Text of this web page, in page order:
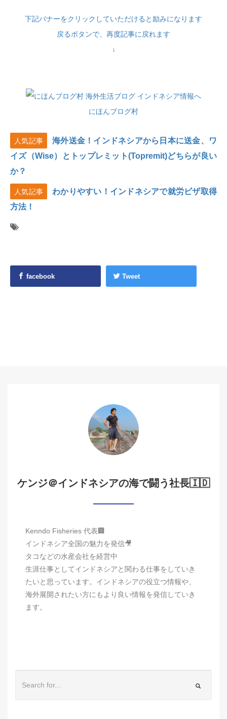
下記バナーをクリックしていただけると励みになります
戻るボタンで、再度記事に戻れます
↓
にほんブログ村
人気記事
海外送金！インドネシアから日本に送金、ワ
イズ（Wise）とトップレミット(Topremit)どちらが良い
か？
人気記事
わかりやすい！インドネシアで就労ビザ取得
方法！
facebook Tweet
ケンジ＠インドネシアの海で闘う社長🇮🇩
Kenndo Fisheries 代表🏢
インドネシア全国の魅力を発信🎥
タコなどの水産会社を経営中
生涯仕事としてインドネシアと関わる仕事をしていき
たいと思っています。インドネシアの役立つ情報や、
海外展開されたい方にもより良い情報を発信していき
ます。